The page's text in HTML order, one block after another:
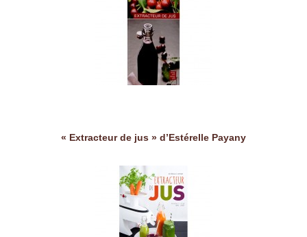
« Extracteur de jus » d’Estérelle Payany